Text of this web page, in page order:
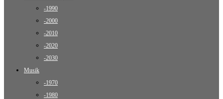
-1990
-2000
-2010
-2020
-2030
Musik
-1970
-1980